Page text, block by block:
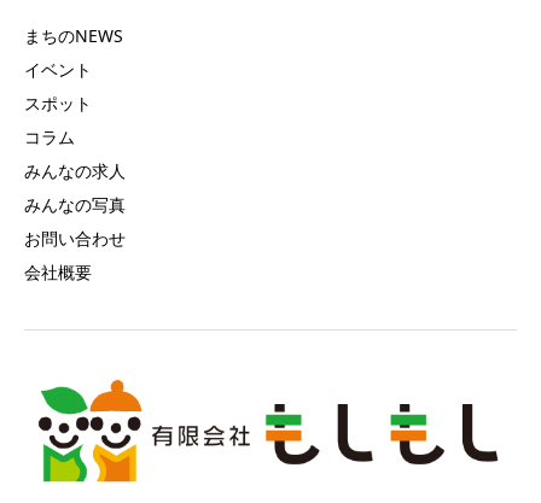
まちのNEWS
イベント
スポット
コラム
みんなの求人
みんなの写真
お問い合わせ
会社概要